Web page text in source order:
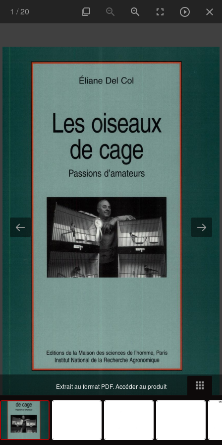
1 /20
Extrait au format PDF. Accéder au produit